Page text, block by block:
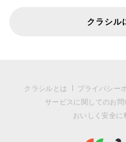
クラシル
クラシルとは プライバシー
サービスに関してのお問
おいしく安全に